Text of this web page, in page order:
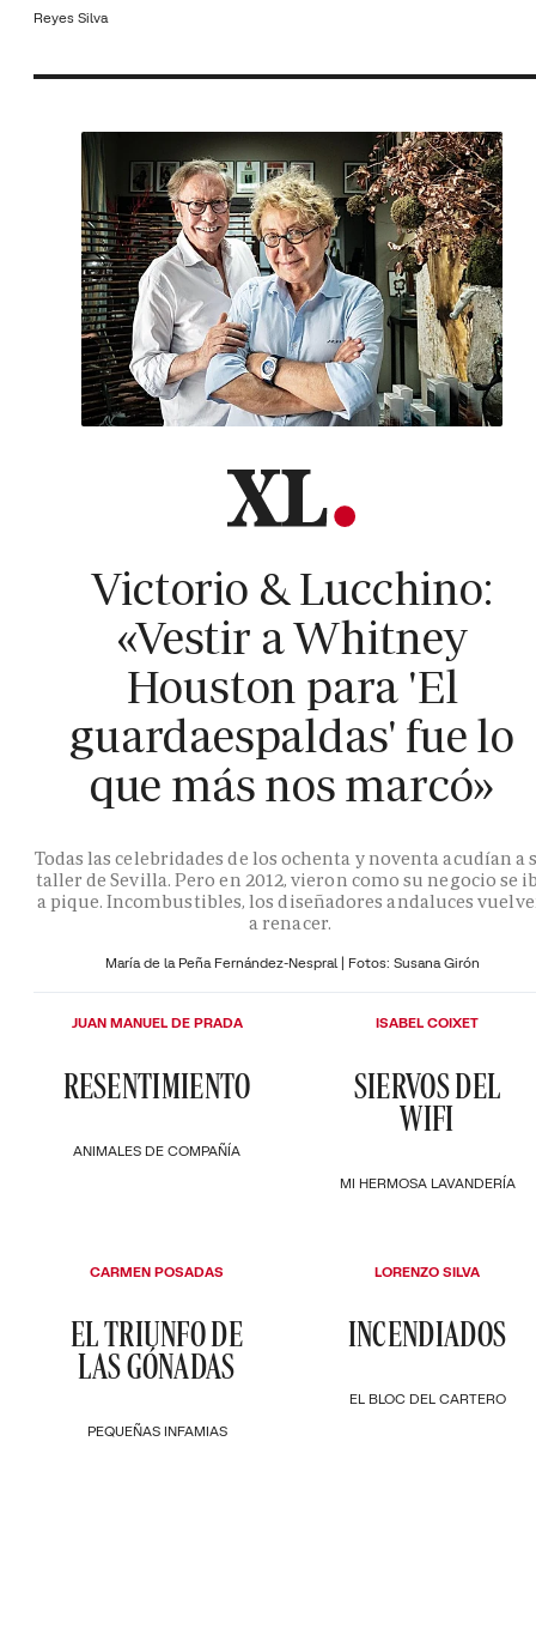
Reyes Silva
Victorio & Lucchino:
«Vestir a Whitney
Houston para 'El
guardaespaldas' fue lo
que más nos marcó»
Todas las celebridades de los ochenta y noventa acudían a
taller de Sevilla. Pero en 2012, vieron como su negocio se
a pique. Incombustibles, los diseñadores andaluces
a renacer.
María de la Peña Fernández-Nespral | Fotos: Susana Girón
ANIMALES DE COMPAÑÍA
RESENTIMIENTO
JUAN MANUEL DE PRADA
MI HERMOSA LAVANDERÍA
SIERVOS DEL
WIFI
ISABEL COIXET
PEQUEÑAS INFAMIAS
EL TRIUNFO DE
LAS GÓNADAS
CARMEN POSADAS
EL BLOC DEL CARTERO
INCENDIADOS
LORENZO SILVA